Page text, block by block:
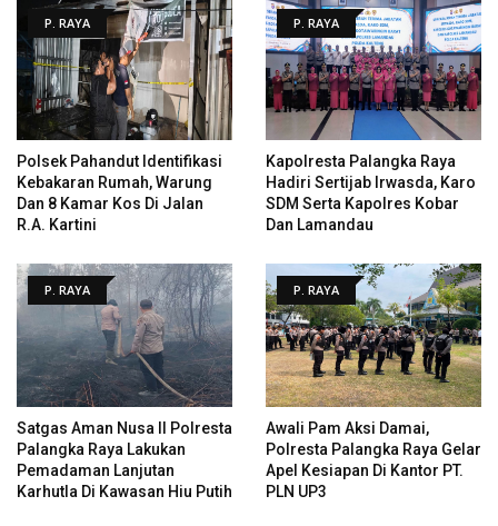
P. RAYA
Polsek Pahandut Identifikasi
Kebakaran Rumah, Warung
Dan 8 Kamar Kos Di Jalan
R.A. Kartini
P. RAYA
Kapolresta Palangka Raya
Hadiri Sertijab Irwasda, Karo
SDM Serta Kapolres Kobar
Dan Lamandau
P. RAYA
Satgas Aman Nusa II Polresta
Palangka Raya Lakukan
Pemadaman Lanjutan
Karhutla Di Kawasan Hiu Putih
P. RAYA
Awali Pam Aksi Damai,
Polresta Palangka Raya Gelar
Apel Kesiapan Di Kantor PT.
PLN UP3